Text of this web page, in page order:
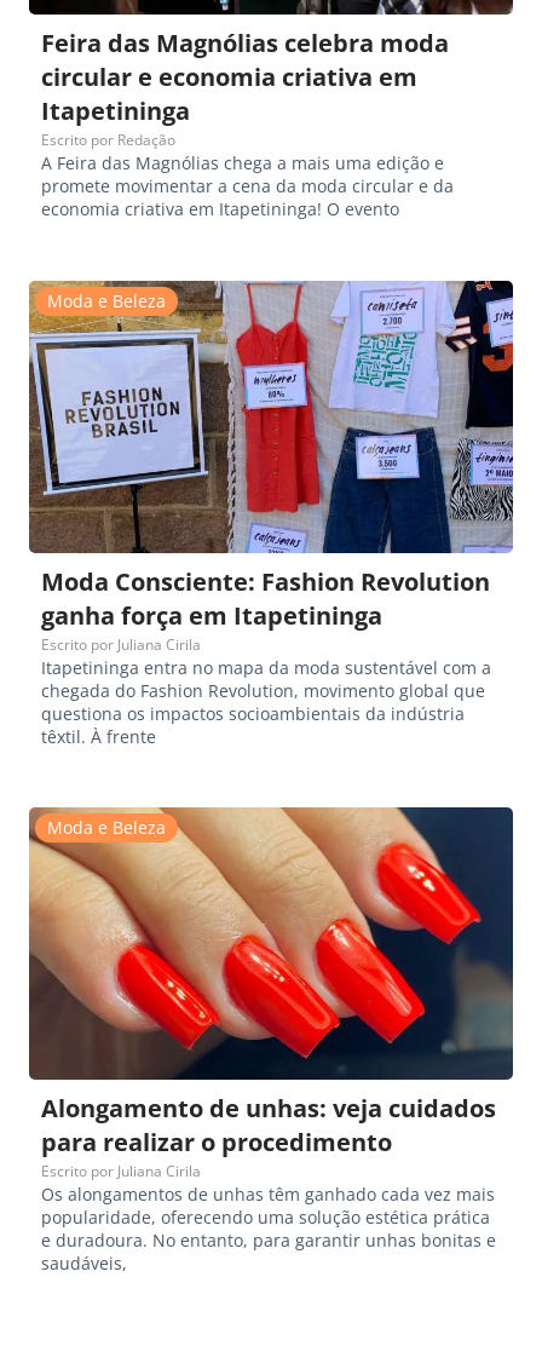
Feira das Magnólias celebra moda
circular e economia criativa em
Itapetininga
Escrito por Redação
A Feira das Magnólias chega a mais uma edição e
promete movimentar a cena da moda circular e da
economia criativa em Itapetininga! O evento
Moda e Beleza
Moda Consciente: Fashion Revolution
ganha força em Itapetininga
Escrito por Juliana Cirila
Itapetininga entra no mapa da moda sustentável com a
chegada do Fashion Revolution, movimento global que
questiona os impactos socioambientais da indústria
têxtil. À frente
Moda e Beleza
Alongamento de unhas: veja cuidados
para realizar o procedimento
Escrito por Juliana Cirila
Os alongamentos de unhas têm ganhado cada vez mais
popularidade, oferecendo uma solução estética prática
e duradoura. No entanto, para garantir unhas bonitas e
saudáveis,